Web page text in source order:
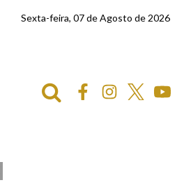
Sexta-feira, 07 de Agosto de 2026